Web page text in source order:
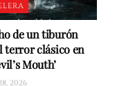
de un tiburón
terror clásico en
Mouth’
2026